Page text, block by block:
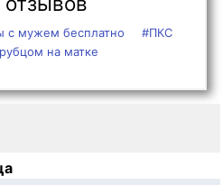
с мужем бесплатно
#ПКС
на матке